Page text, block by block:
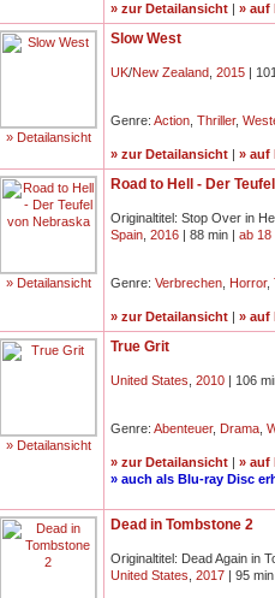
» zur Detailansicht | » auf
» Detailansicht
Slow West
UK/New Zealand 2015 |
Genre: Action Thriller,
» zur Detailansicht | » auf
» Detailansicht
Road to Hell - Der
Originaltitel: Stop Over in
Spain 2016 | 88 min | ab 18
Genre: Verbrechen Horror,
» zur Detailansicht | » auf
» Detailansicht
True Grit
United States 2010 | 106
Genre: Abenteuer, Drama
» zur Detailansicht | » auf
» auch als Blu-ray Disc
Dead in Tombstone 2
Originaltitel: Dead Again in
United States 2017 | 95